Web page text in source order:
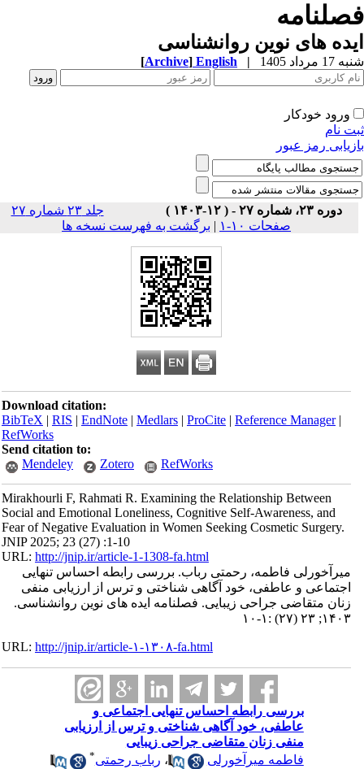
های نوین روانشناسی
مرداد 1405 |
English
[Archive]
ورود خودکار
نام
رمز عبور
دوره ۲۳، شماره ۲۷ - ( ۱۲-۱۴۰۳ )
جلد ۲۳ شماره ۲۷
صفحات ۱۰-۱
| برگشت به فهرست نسخه ها
Download citation:
BibTeX|RIS|EndNote|Medlars|ProCite|Reference Manager
RefWorks
Send citation to:
Mendeley
Zotero RefWorks
Mirakhourli F, Rahmati R. Examining the Relationship Between
Social and Emotional Loneliness, Cognitive Self-Awareness, and
Fear of Negative Evaluation in Women Seeking Cosmetic Surgery.
JNIP 2025; 23 (27) :1-10
URL:http://jnip.ir/article-1-1308-fa.html
میرآخورلی فاطمه، رحمتی رباب. بررسی رابطه احساس تنهایی
اجتماعی و عاطفی، خود آگاهی شناختی و ترس از ارزیابی منفی
زنان متقاضی جراحی زیبایی. فصلنامه ایده های نوین روانشناسی.
۱۴۰۳; ۲۳ (۲۷) :۱-۱۰
URL:http://jnip.ir/article-۱-۱۳۰۸-fa.html
بررسی رابطه احساس تنهایی اجتماعی و
عاطفی، خود آگاهی شناختی و ترس از ارزیابی
منفی زنان متقاضی جراحی زیبایی
فاطمه میرآخورلی
،رباب رحمتی